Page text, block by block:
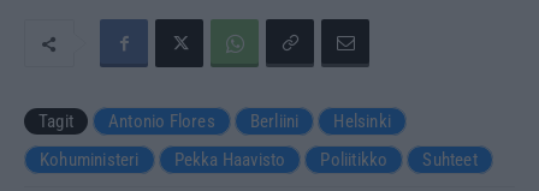
Tagit Antonio Flores Berliini
Helsinki
Kohuministeri
Pekka Haavisto Poliitikko Suhteet